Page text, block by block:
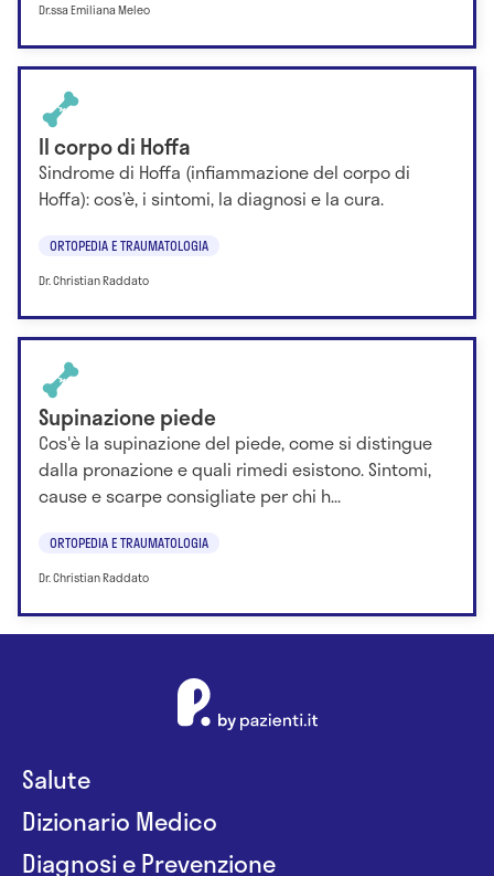
Dr.ssa Emiliana Meleo
Il corpo di Hoffa
Sindrome di Hoffa (infiammazione del corpo di
Hoffa): cos’è, i sintomi, la diagnosi e la cura.
ORTOPEDIA E TRAUMATOLOGIA
Dr. Christian Raddato
Supinazione piede
Cos'è la supinazione del piede, come si distingue
dalla pronazione e quali rimedi esistono. Sintomi,
cause e scarpe consigliate per chi h...
ORTOPEDIA E TRAUMATOLOGIA
Dr. Christian Raddato
Salute
Dizionario Medico
Diagnosi e Prevenzione